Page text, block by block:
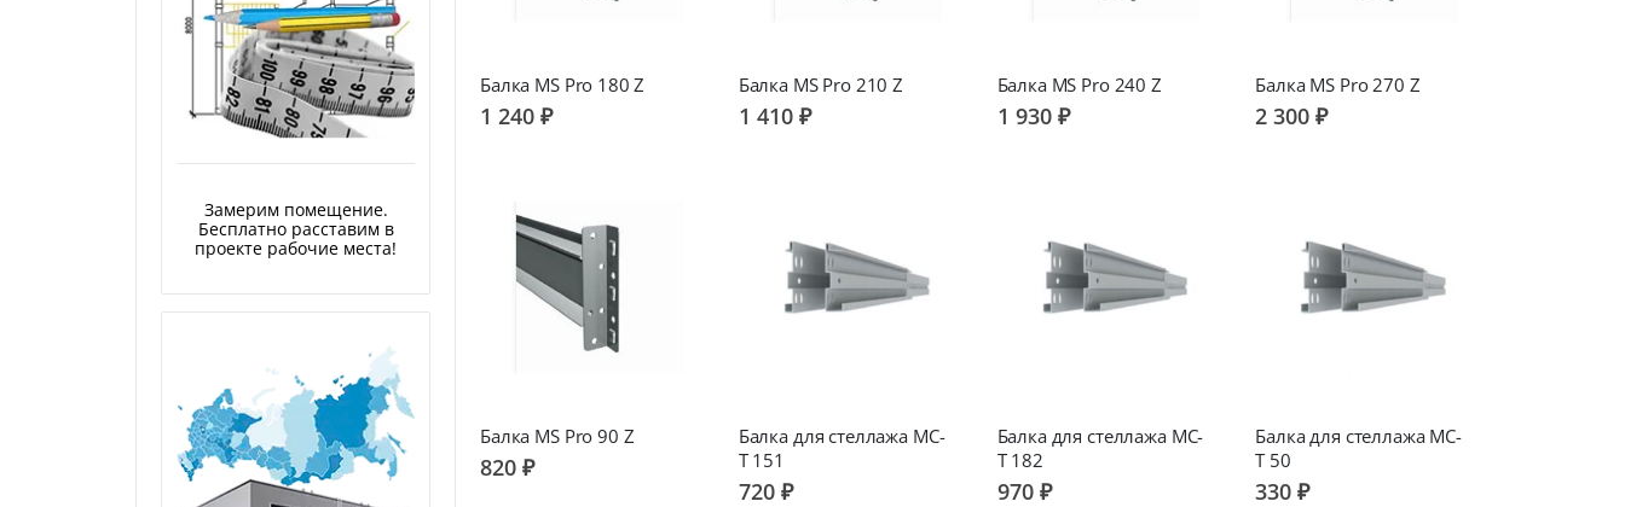
Балка MS Pro 180 Z
1 240 ₽
Балка MS Pro 210 Z
1 410 ₽
Балка MS Pro 240 Z
1 930 ₽
Балка MS Pro 270 Z
2 300 ₽
Балка MS Pro 90 Z
820 ₽
Балка для стеллажа МС-
Т 151
720 ₽
Балка для стеллажа МС-
Т 182
970 ₽
Балка для стеллажа МС-
Т 50
330 ₽
Замерим помещение.
Бесплатно расставим в
проекте рабочие места!